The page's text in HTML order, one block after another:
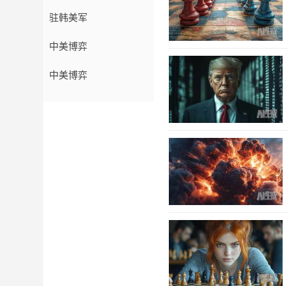
驻韩美军
中美博弈
中美博弈